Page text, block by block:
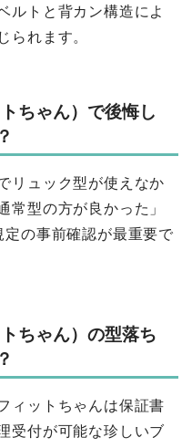
ルトと背カン構造によ
られます。
ちゃん）で後悔し
リュック型が使えなか
常型の方が良かった」
の事前確認が最重要で
ちゃん）の型落ち
ィットちゃんは保証書
受付が可能な珍しいブ